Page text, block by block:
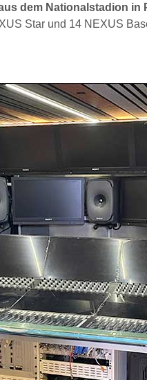
dem Nationalstadion in
Star und 14 NEXUS